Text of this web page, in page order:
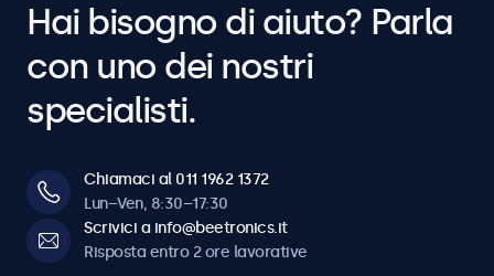
Hai bisogno di aiuto? Parla
con uno dei nostri
specialisti.
Chiamaci al 011 1962 1372
Lun–Ven, 8:30–17:30
Scrivici a info@beetronics.it
Risposta entro 2 ore lavorative